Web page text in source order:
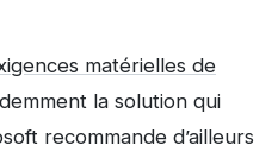
matérielles de
la solution qui
recommande d’ailleurs